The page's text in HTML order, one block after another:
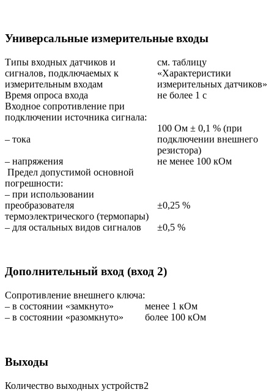
Универсальные измерительные входы
Типы входных датчиков и
сигналов, подключаемых к
измерительным входам
см. таблицу
«Характеристики
измерительных датчиков»
Время опроса входа
не более 1 с
Входное сопротивление при
подключении источника сигнала:
– тока
100 Ом ± 0,1 % (при
подключении внешнего
резистора)
– напряжения
не менее 100 кОм
Предел допустимой основной
погрешности:
– при использовании
преобразователя
термоэлектрического (термопары)
±0,25 %
– для остальных видов сигналов ±0,5 %
Дополнительный вход (вход 2)
Сопротивление внешнего ключа:
– в состоянии «замкнуто»
менее 1 кОм
– в состоянии «разомкнуто»
более 100 кОм
Выходы
Количество выходных устройств2